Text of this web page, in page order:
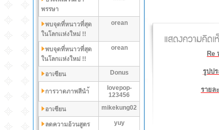
พรรษา
พบจุดที่หนาวที่สุด
ในโลกเเห่งใหม่ !!
orean
พบจุดที่หนาวที่สุด
ในโลกเเห่งใหม่ !!
orean
อาเซียน Donus
การวาดภาพสีนำ้
lovepop-
123456
อาเซียน
mikekung02
ลดความอ้วนสูตร
yuy
Re
รูปป
รายล